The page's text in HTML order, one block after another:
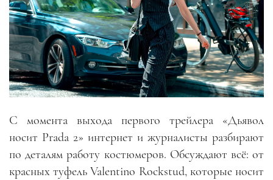
С момента выхода первого трейлера «Дьявол
носит Prada 2» интернет и журналисты разбирают
по деталям работу костюмеров. Обсуждают всё: от
красных туфель Valentino Rockstud, которые носит